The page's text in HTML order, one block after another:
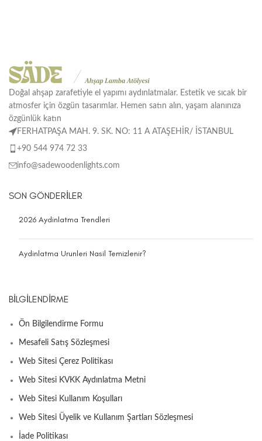
Doğal ahşap zarafetiyle el yapımı aydınlatmalar. Estetik ve sıcak bir
atmosfer için özgün tasarımlar. Hemen satın alın, yaşam alanınıza
özgünlük katın
FERHATPAŞA MAH. 9. SK. NO: 11 A ATAŞEHİR/ İSTANBUL
+90 544 974 72 33
info@sadewoodenlights.com
SON GÖNDERILER
2026 Aydinlatma Trendleri
Aydinlatma Urunleri Nasil Temizlenir?
BILGILENDIRME
Ön Bilgilendirme Formu
Mesafeli Satış Sözleşmesi
Web Sitesi Çerez Politikası
Web Sitesi KVKK Aydınlatma Metni
Web Sitesi Kullanım Koşulları
Web Sitesi Üyelik ve Kullanım Şartları Sözleşmesi
İade Politikası